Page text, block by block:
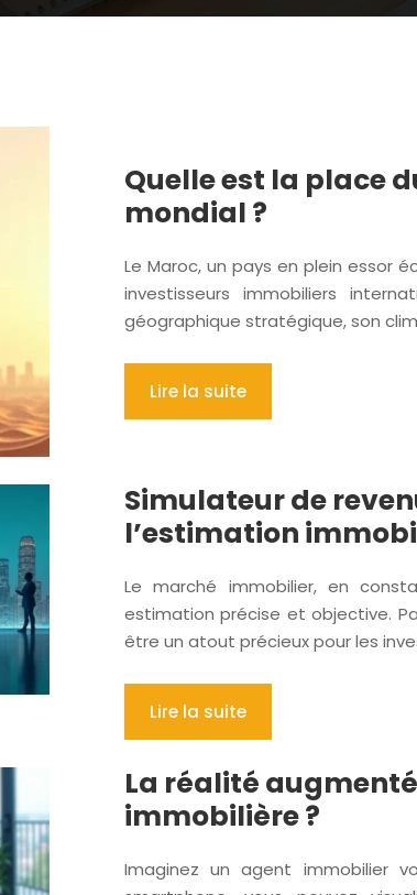
Quelle est la place
mondial ?
Le Maroc, un pays en plein essor
investisseurs immobiliers
géographique stratégique, son
Lire la suite
Simulateur de
l’estimation
Le marché immobilier, en
estimation précise et objective.
être un atout précieux pour les
Lire la suite
La réalité
immobilière ?
Imaginez un agent immobilier